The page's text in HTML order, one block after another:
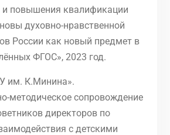
и повышения квалификации
духовно-нравственной
России как новый предмет в
ФГОС», 2023 год.
им. К.Минина».
методическое сопровождение
директоров по
с детскими